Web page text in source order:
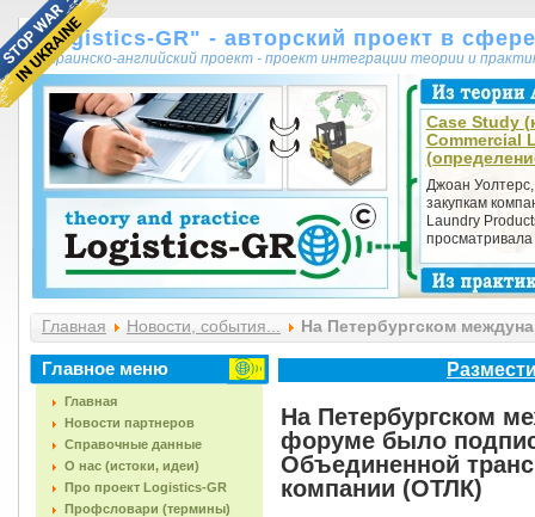
"Logistics-GR" - авторский проект в
украинско-английский проект - проект интеграции теории и
Case Study
Commercial
Джоан
закупкам
Laundry
просматривала
Главная Новости, события...
На Петербургском
создании Объединенной транспортно-логистической
Главное меню
Главная
Новости партнеров
Справочные данные
О нас (истоки, идеи)
Про проект Logistics-GR
Профсловари (термины)
На Петербургском
форуме было
Объединенной
компании (ОТЛК)